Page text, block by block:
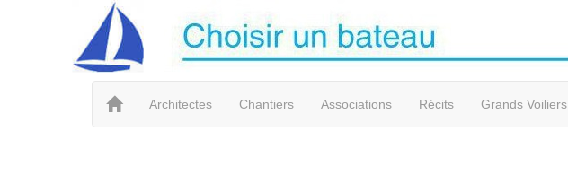
Architectes Chantiers Associations Récits Grands Voiliers